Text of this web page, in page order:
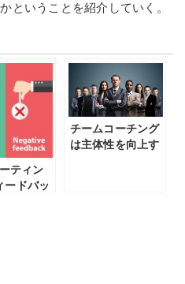
ということを紹介していく。
ティン
ードバッ
チームコーチング
は主体性を向上す